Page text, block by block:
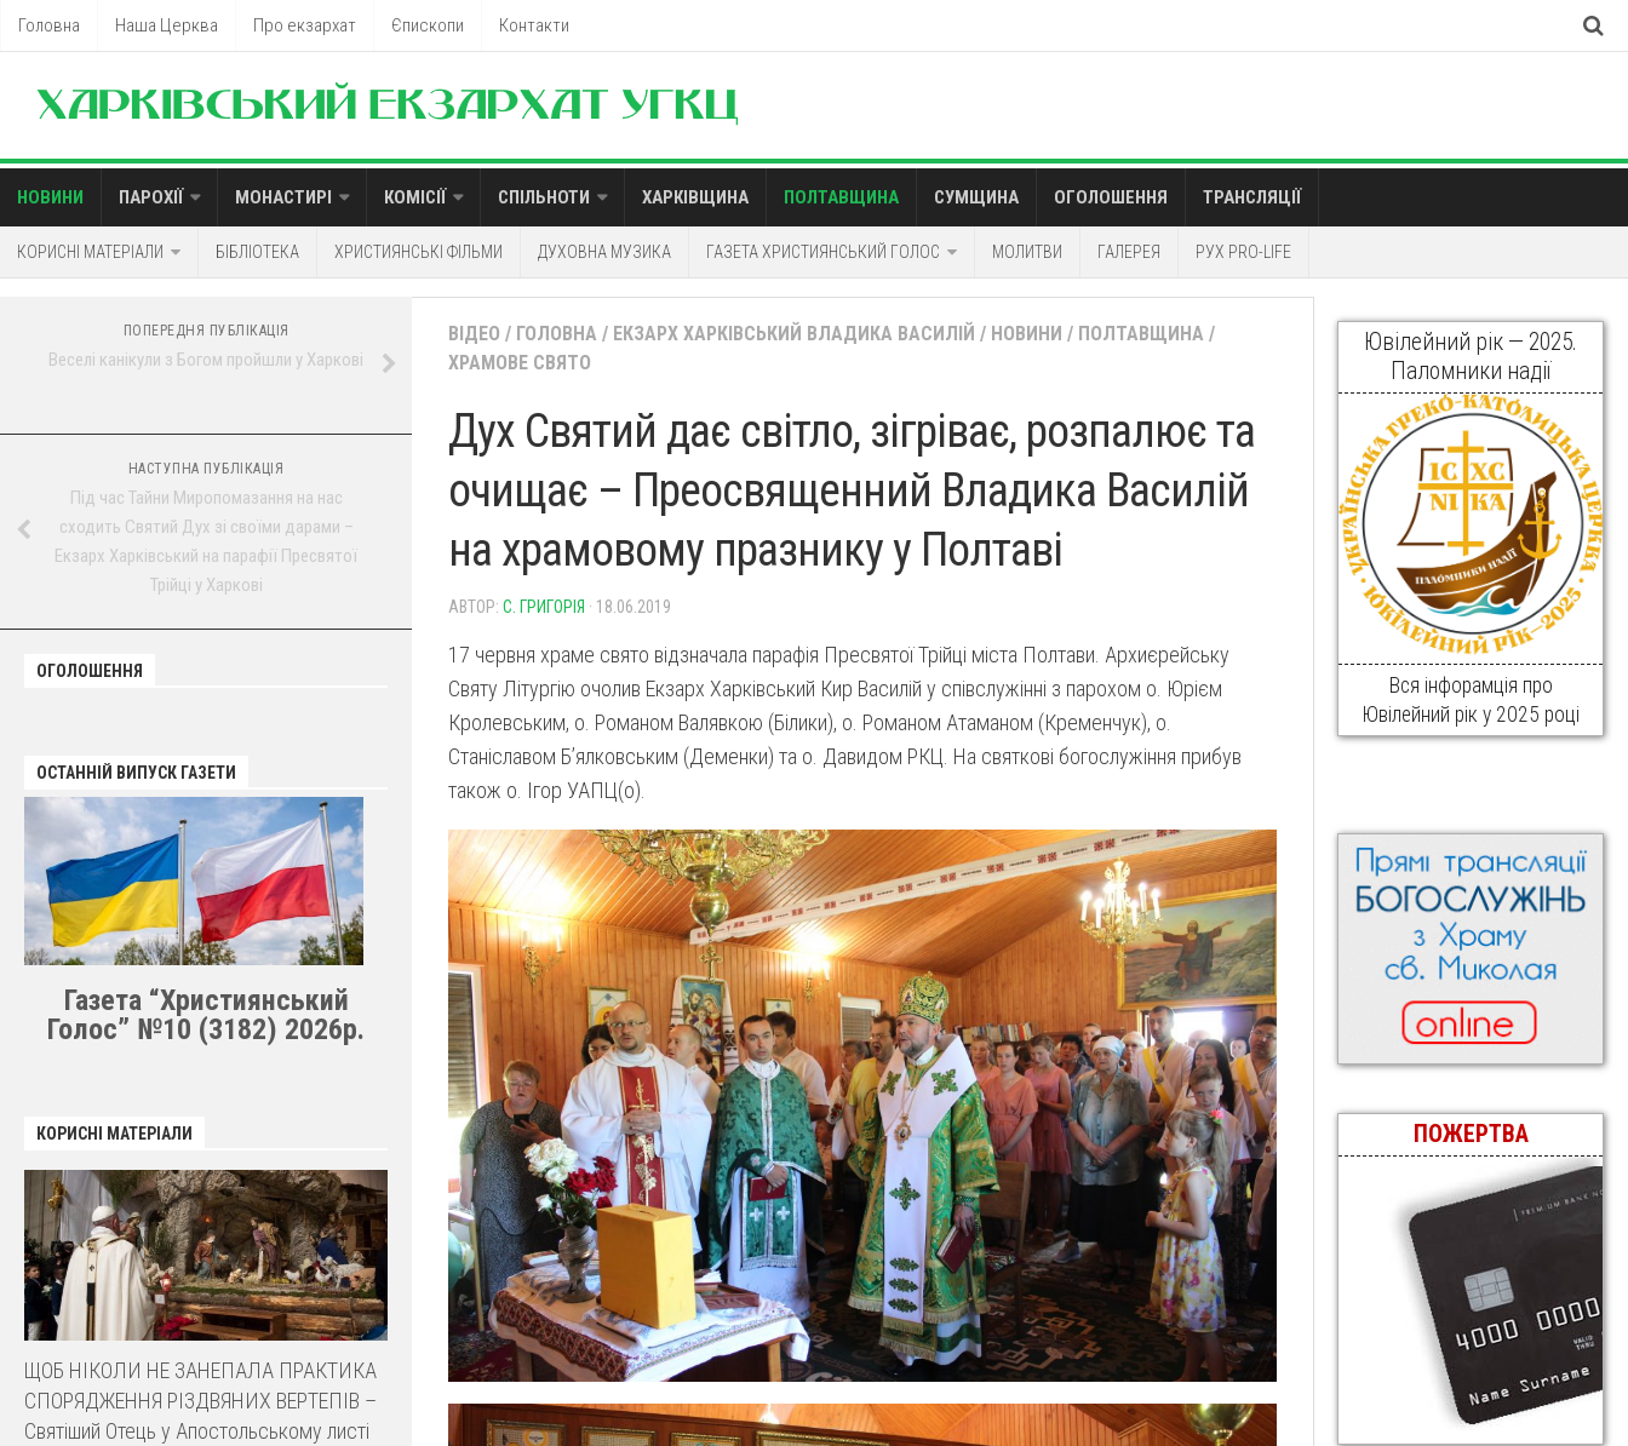
Головна Наша Церква Про екзархат Єпископи Контакти
НОВИНИ ПАРОХІЇ МОНАСТИРІ КОМІСІЇ СПІЛЬНОТИ ХАРКІВЩИНА ПОЛТАВЩИНА СУМЩИНА ОГОЛОШЕННЯ ТРАНСЛЯЦІЇ
КОРИСНІ МАТЕРІАЛИ БІБЛІОТЕКА ХРИСТИЯНСЬКІ ФІЛЬМИ ДУХОВНА МУЗИКА ГАЗЕТА ХРИСТИЯНСЬКИЙ ГОЛОС МОЛИТВИ ГАЛЕРЕЯ РУХ PRO-LIFE
ВІДЕО / ГОЛОВНА / ЕКЗАРХ ХАРКІВСЬКИЙ ВЛАДИКА ВАСИЛІЙ / НОВИНИ / ПОЛТАВЩИНА /
ХРАМОВЕ СВЯТО
Дух Святий дає світло, зігріває, розпалює та
очищає – Преосвященний Владика Василій
на храмовому празнику у Полтаві
АВТОР: С. ГРИГОРІЯ · 18.06.2019
17 червня храме свято відзначала парафія Пресвятої Трійці міста Полтави. Архиєрейську
Святу Літургію очолив Екзарх Харківський Кир Василій у співслужінні з парохом о. Юрієм
Кролевським, о. Романом Валявкою (Білики), о. Романом Атаманом (Кременчук), о.
Станіславом Б’ялковським (Деменки) та о. Давидом РКЦ. На святкові богослужіння прибув
також о. Ігор УАПЦ(о).
ПОПЕРЕДНЯ ПУБЛІКАЦІЯ
Веселі канікули з Богом пройшли у Харкові
НАСТУПНА ПУБЛІКАЦІЯ
Під час Тайни Миропомазання на нас
сходить Святий Дух зі своїми дарами –
Екзарх Харківський на парафії Пресвятої
Трійці у Харкові
ОГОЛОШЕННЯ
ОСТАННІЙ ВИПУСК ГАЗЕТИ
Газета “Християнський
Голос” №10 (3182) 2026р.
КОРИСНІ МАТЕРІАЛИ
ЩОБ НІКОЛИ НЕ ЗАНЕПАЛА ПРАКТИКА
СПОРЯДЖЕННЯ РІЗДВЯНИХ ВЕРТЕПІВ –
Святіший Отець у Апостольському листі
Ювілейний рік — 2025.
Паломники надії
Вся інфорамція про
Ювілейний рік у 2025 році
ПОЖЕРТВА